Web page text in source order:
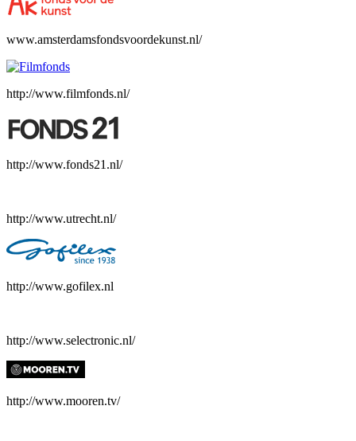
www.amsterdamsfondsvoordekunst.nl/
http://www.filmfonds.nl/
http://www.fonds21.nl/
http://www.utrecht.nl/
http://www.gofilex.nl
http://www.selectronic.nl/
http://www.mooren.tv/